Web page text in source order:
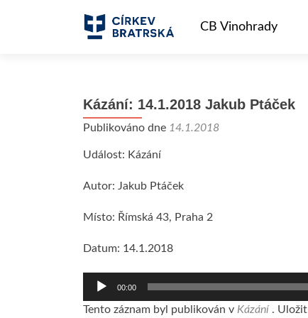
Kázání: 14.1.2018 Jakub Ptáček
Publikováno dne 14.1.2018
Událost: Kázání
Autor: Jakub Ptáček
Místo: Římská 43, Praha 2
Datum: 14.1.2018
Audio
přehrávač
00:00
Tento záznam byl publikován v Kázání. Uložit